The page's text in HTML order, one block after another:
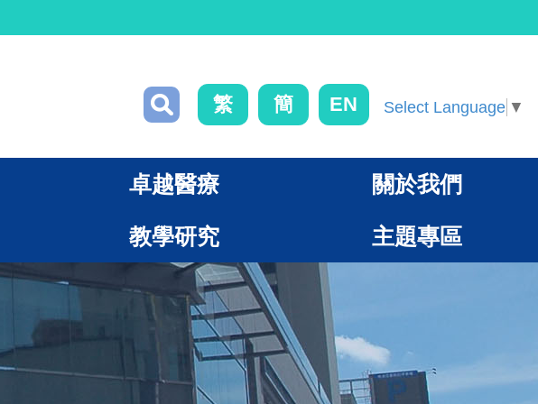
繁 簡 EN Select Language ▼
卓越醫療 關於我們
教學研究 主題專區